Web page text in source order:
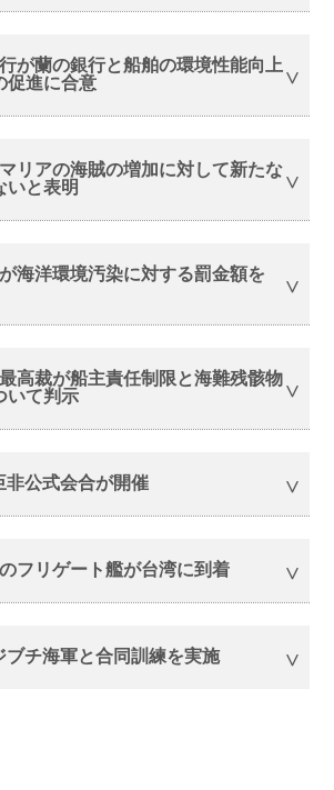
が蘭の銀行と船舶の環境性能向上
促進に合意
リアの海賊の増加に対して新たな
いと表明
海洋環境汚染に対する罰金額を
高裁が船主責任制限と海難残骸物
いて判示
非公式会合が開催
フリゲート艦が台湾に到着
ブチ海軍と合同訓練を実施